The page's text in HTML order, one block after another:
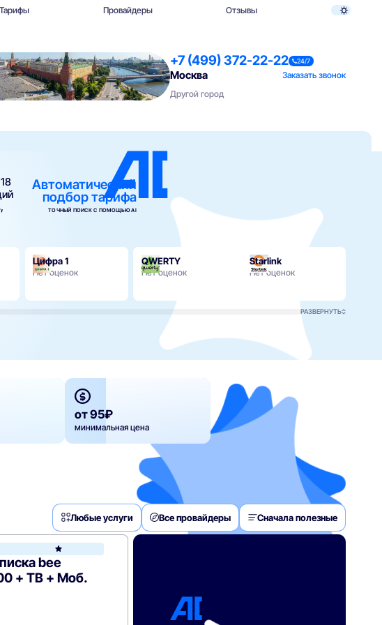
Тарифы Провайдеры Отзывы
+7 (499) 372-22-22 24/7
Москва
Заказать звонок
Другой город
Автоматический
подбор тарифа
ТОЧНЫЙ ПОИСК С ПОМОЩЬЮ AI
Цифра 1
Нет оценок
QWERTY
Нет оценок
Starlink
Нет оценок
РАЗВЕРНУТЬ
от 95₽
минимальная цена
Любые услуги Все провайдеры Сначала полезные
bee
+ ТВ + Моб.